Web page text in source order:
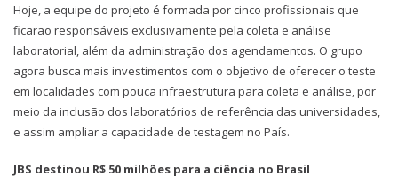
Hoje, a equipe do projeto é formada por cinco profissionais que
ficarão responsáveis exclusivamente pela coleta e análise
laboratorial, além da administração dos agendamentos. O grupo
agora busca mais investimentos com o objetivo de oferecer o teste
em localidades com pouca infraestrutura para coleta e análise, por
meio da inclusão dos laboratórios de referência das universidades,
e assim ampliar a capacidade de testagem no País.
JBS destinou R$ 50 milhões para a ciência no Brasil